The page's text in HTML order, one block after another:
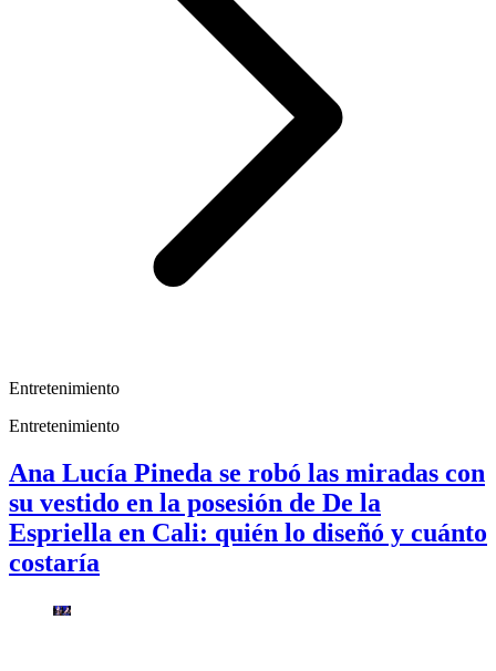
Entretenimiento
Entretenimiento
Ana Lucía Pineda se robó las miradas con
su vestido en la posesión de De la
Espriella en Cali: quién lo diseñó y cuánto
costaría